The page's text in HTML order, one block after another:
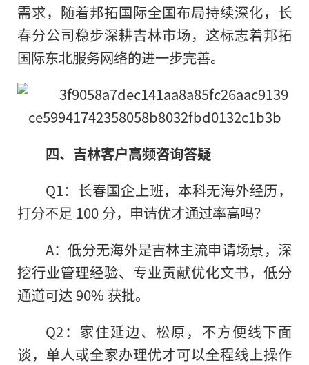
需求，随着邦拓国际全国布局持续深化，长
春分公司稳步深耕吉林市场，这标志着邦拓
国际东北服务网络的进一步完善。
四、吉林客户高频咨询答疑
Q1：长春国企上班，本科无海外经历，
打分不足 100 分，申请优才通过率高吗？
A：低分无海外是吉林主流申请场景，深
挖行业管理经验、专业贡献优化文书，低分
通道可达 90% 获批。
Q2：家住延边、松原，不方便线下面
谈，单人或全家办理优才可以全程线上操作